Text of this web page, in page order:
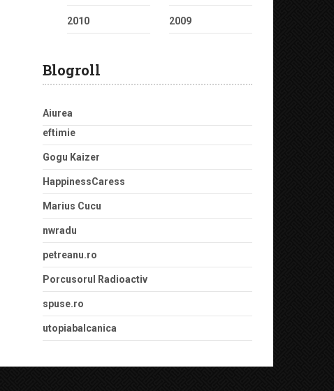
2010 2009
Blogroll
Aiurea
eftimie
Gogu Kaizer
HappinessCaress
Marius Cucu
nwradu
petreanu.ro
Porcusorul Radioactiv
spuse.ro
utopiabalcanica